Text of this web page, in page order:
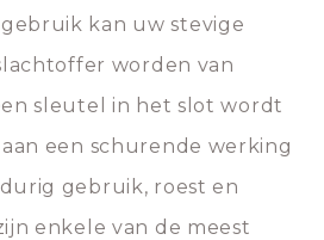
kan uw stevige
worden van
sleutel in het slot wordt
een schurende werking
gebruik, roest en
enkele van de meest